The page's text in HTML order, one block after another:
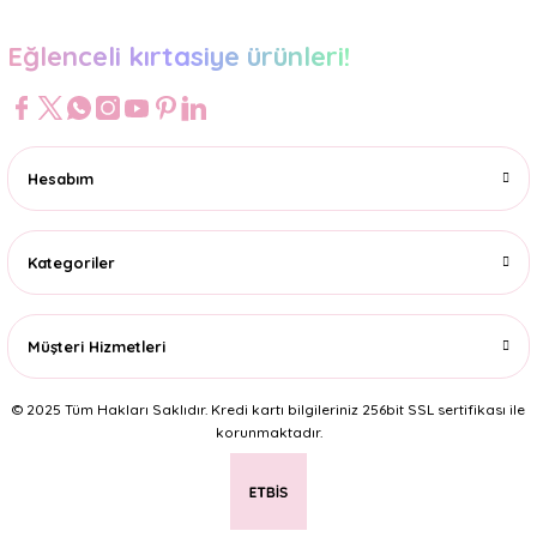
Eğlenceli kırtasiye ürünleri!
Hesabım
Kategoriler
Müşteri Hizmetleri
© 2025 Tüm Hakları Saklıdır. Kredi kartı bilgileriniz 256bit SSL sertifikası ile
korunmaktadır.